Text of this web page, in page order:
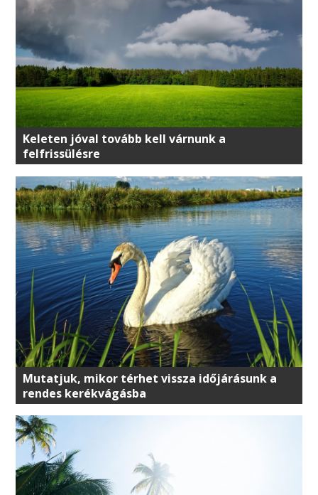
Keleten jóval tovább kell várnunk a
felfrissülésre
Mutatjuk, mikor térhet vissza időjárásunk a
rendes kerékvágásba